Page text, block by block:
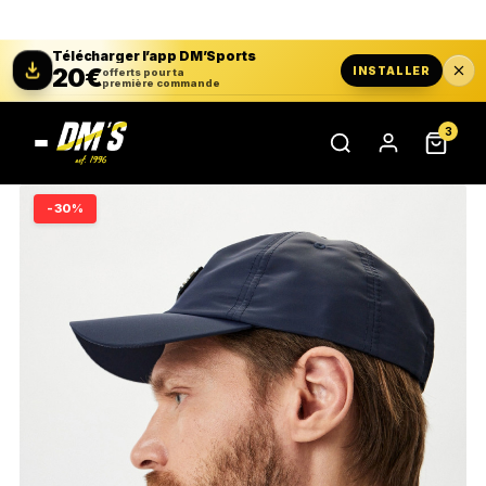
Télécharger l’app DM’Sports
20€offerts pour ta
première commande
INSTALLER
3
-30%